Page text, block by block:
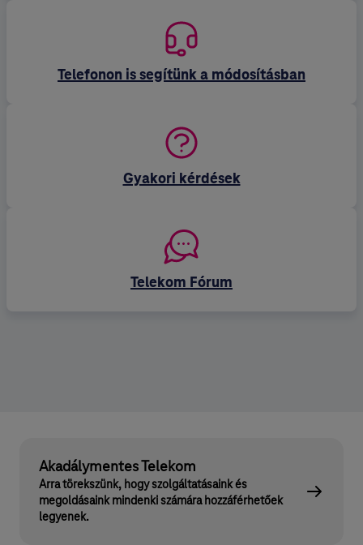
Telefonon is segítünk a módosításban
Gyakori kérdések
Telekom Fórum
Akadálymentes Telekom
Arra törekszünk, hogy szolgáltatásaink és
megoldásaink mindenki számára hozzáférhetőek
legyenek.